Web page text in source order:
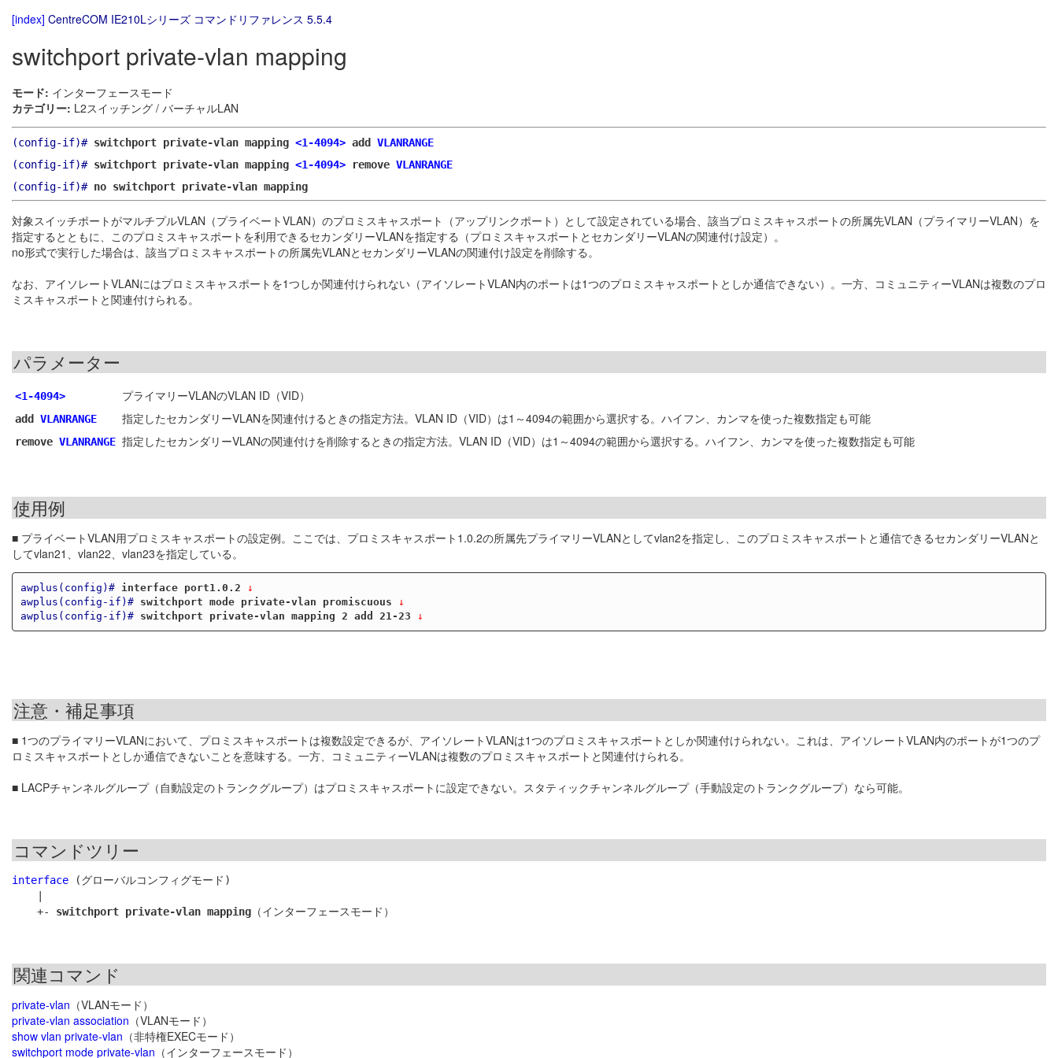
[index] CentreCOM IE210Lシリーズ コマンドリファレンス 5.5.4
switchport private-vlan mapping
モード: インターフェースモード
カテゴリー: L2スイッチング / バーチャルLAN
(config-if)# switchport private-vlan mapping <1-4094> add VLANRANGE
(config-if)# switchport private-vlan mapping <1-4094> remove VLANRANGE
(config-if)# no switchport private-vlan mapping
対象スイッチポートがマルチプルVLAN（プライベートVLAN）のプロミスキャスポート（アップリンクポート）として設定されている場合、該当プロミスキャスポートの所属先VLAN（プライマリーVLAN）を
指定するとともに、このプロミスキャスポートを利用できるセカンダリーVLANを指定する（プロミスキャスポートとセカンダリーVLANの関連付け設定）。
no形式で実行した場合は、該当プロミスキャスポートの所属先VLANとセカンダリーVLANの関連付け設定を削除する。
なお、アイソレートVLANにはプロミスキャスポートを1つしか関連付けられない（アイソレートVLAN内のポートは1つのプロミスキャスポートとしか通信できない）。一方、コミュニティーVLANは複数のプロ
ミスキャスポートと関連付けられる。
パラメーター
<1-4094> プライマリーVLANのVLAN ID（VID）
add VLANRANGE 指定したセカンダリーVLANを関連付けるときの指定方法。VLAN ID（VID）は1～4094の範囲から選択する。ハイフン、カンマを使った複数指定も可能
remove VLANRANGE 指定したセカンダリーVLANの関連付けを削除するときの指定方法。VLAN ID（VID）は1～4094の範囲から選択する。ハイフン、カンマを使った複数指定も可能
使用例
■ プライベートVLAN用プロミスキャスポートの設定例。ここでは、プロミスキャスポート1.0.2の所属先プライマリーVLANとしてvlan2を指定し、このプロミスキャスポートと通信できるセカンダリーVLANと
してvlan21、vlan22、vlan23を指定している。
awplus(config)# interface port1.0.2 ↓
awplus(config-if)#
switchport mode private-vlan promiscuous ↓
awplus(config-if)#
switchport private-vlan mapping 2 add 21-23 ↓
注意・補足事項
■ 1つのプライマリーVLANにおいて、プロミスキャスポートは複数設定できるが、アイソレートVLANは1つのプロミスキャスポートとしか関連付けられない。これは、アイソレートVLAN内のポートが1つのプ
ロミスキャスポートとしか通信できないことを意味する。一方、コミュニティーVLANは複数のプロミスキャスポートと関連付けられる。
■ LACPチャンネルグループ（自動設定のトランクグループ）はプロミスキャスポートに設定できない。スタティックチャンネルグループ（手動設定のトランクグループ）なら可能。
コマンドツリー
interface (グローバルコンフィグモード)
    +-
switchport private-vlan mapping
関連コマンド
private-vlan （VLANモード）
private-vlan association （VLANモード）
show vlan private-vlan （非特権EXECモード）
switchport mode private-vlan （インターフェースモード）